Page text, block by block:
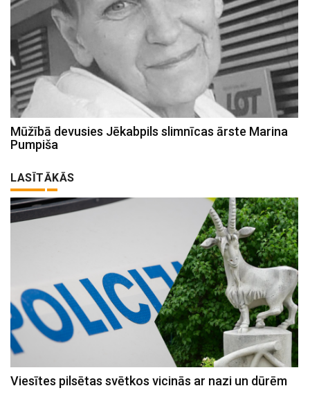
Mūžībā devusies Jēkabpils slimnīcas ārste Marina
Pumpiša
LASĪTĀKĀS
Viesītes pilsētas svētkos vicinās ar nazi un dūrēm